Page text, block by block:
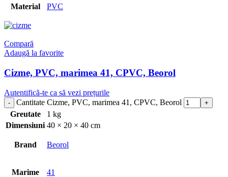
Material PVC
Compară
Adaugă la favorite
Cizme, PVC, marimea 41, CPVC, Beorol
Autentifică-te ca să vezi prețurile
Cantitate Cizme, PVC, marimea 41, CPVC, Beorol
Greutate
1 kg
Dimensiuni 40 × 20 × 40 cm
Brand Beorol
Marime 41